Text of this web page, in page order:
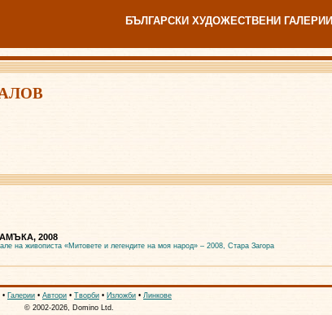
БЪЛГАРСКИ ХУДОЖЕСТВЕНИ ГАЛЕРИИ
2008
на живописта «Митовете и легендите на моя народ» – 2008, Стара Загора
• Галерии • Автори • Творби • Изложби • Линкове
© 2002-2026, Domino Ltd.